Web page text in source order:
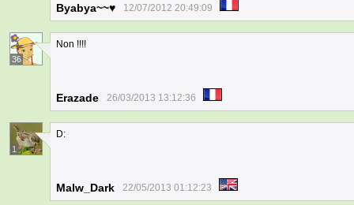
Byabya~~♥ 12/07/2012 20:49:09
36
Non !!!!
Erazade 26/03/2013 13:12:36
1
D:
Malw_Dark 22/05/2013 01:12:23